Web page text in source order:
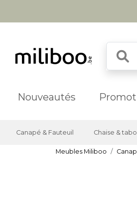
Nouveautés
Canapé & Fauteuil Chaise &
Meubles Miliboo